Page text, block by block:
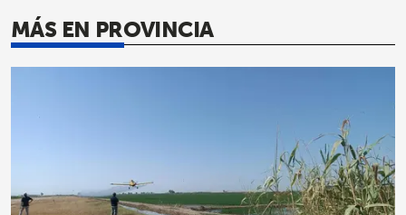
MÁS EN PROVINCIA